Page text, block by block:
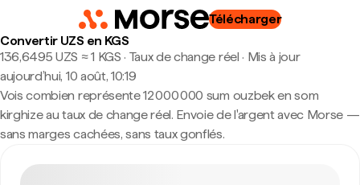
Télécharger
Convertir UZS en KGS
136,6495 UZS ≈ 1 KGS · Taux de change réel · Mis à jour
aujourd’hui, 10 août, 10:19
Vois combien représente 12 000 000 sum ouzbek en som
kirghize au taux de change réel. Envoie de l'argent avec Morse —
sans marges cachées, sans taux gonflés.